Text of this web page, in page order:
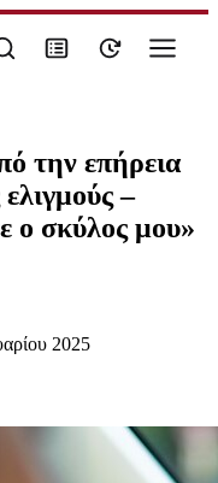
την επήρεια
–
ο σκύλος μου»
2025